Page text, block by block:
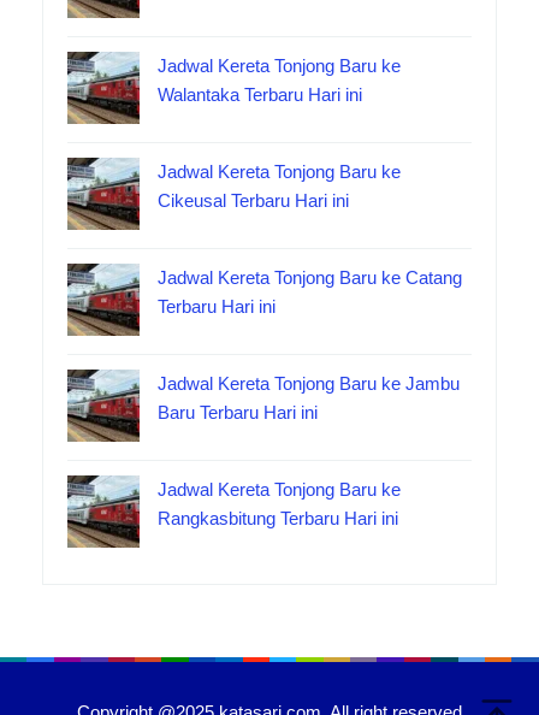
Jadwal Kereta Tonjong Baru ke
Walantaka Terbaru Hari ini
Jadwal Kereta Tonjong Baru ke
Cikeusal Terbaru Hari ini
Jadwal Kereta Tonjong Baru ke Catang
Terbaru Hari ini
Jadwal Kereta Tonjong Baru ke Jambu
Baru Terbaru Hari ini
Jadwal Kereta Tonjong Baru ke
Rangkasbitung Terbaru Hari ini